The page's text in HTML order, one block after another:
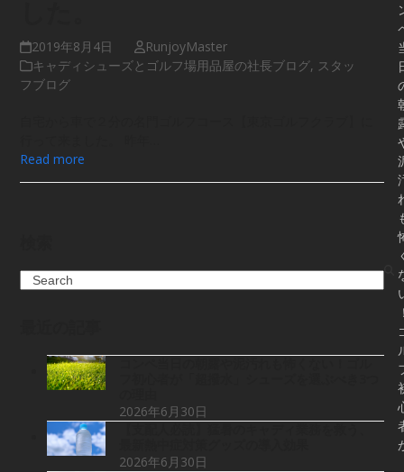
2019年8月4日
RunjoyMaster
キャディシューズとゴルフ場用品屋の社長ブログ, スタッ
フブログ
Read more
Search
2026年6月30日
2026年6月30日